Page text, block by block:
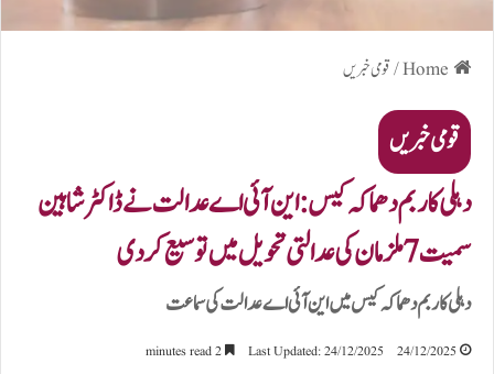
/قومی خبریں
قومی خبریں
دہلی کار بم دھماکہ کیس: این آئی اے عدالت نے ڈاکٹر شاہین
سمیت 7 ملزمان کی عدالتی تحویل میں توسیع کر دی
دہلی کار بم دھماکہ کیس میں این آئی اے عدالت کی سماعت
24/12/2025
Last Updated: 24/12/2025